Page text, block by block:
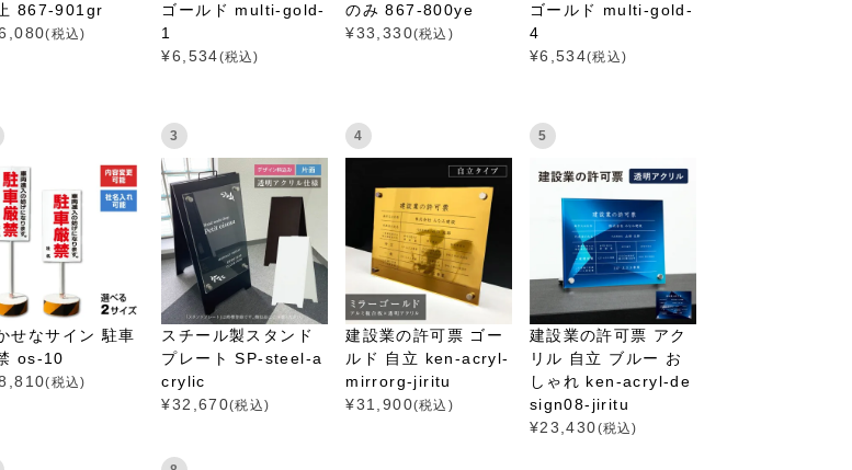
867-901gr
(税込)
ゴールド multi-gold-
1
¥6,534(税込)
のみ 867-800ye
¥33,330(税込)
ゴールド multi-gold-
4
¥6,534(税込)
せなサイン 駐車
os-10
(税込)
3
スチール製スタンド
プレート SP-steel-a
crylic
¥32,670(税込)
4
建設業の許可票 ゴー
ルド 自立 ken-acryl-
mirrorg-jiritu
¥31,900(税込)
5
建設業の許可票 アク
リル 自立 ブルー お
しゃれ ken-acryl-de
sign08-jiritu
¥23,430(税込)